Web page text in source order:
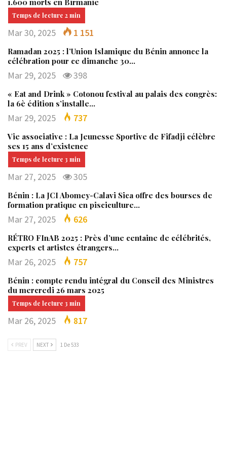
Mar 30, 2025 1 151
Ramadan 2025 : l’Union Islamique du Bénin annonce la
célébration pour ce dimanche 30…
Mar 29, 2025 398
« Eat and Drink » Cotonou festival au palais des congrès:
la 6è édition s’installe…
Mar 29, 2025 737
Vie associative : La Jeunesse Sportive de Fifadji célèbre
ses 15 ans d’existence
Mar 27, 2025 305
Bénin : La JCI Abomey-Calavi Sica offre des bourses de
formation pratique en pisciculture…
Mar 27, 2025 626
RÉTRO FInAB 2025 : Près d’une centaine de célébrités,
experts et artistes étrangers…
Mar 26, 2025 757
Bénin : compte rendu intégral du Conseil des Ministres
du mercredi 26 mars 2025
Mar 26, 2025 817
PREV NEXT 1 De 533